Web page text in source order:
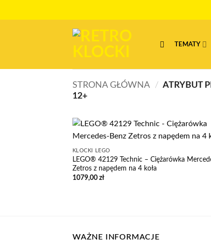
TEMATY
STRONA GŁÓWNA / ATRYBUT
12+
KLOCKI LEGO
LEGO® 42129 Technic – Ciężarówka
Zetros z napędem na 4 koła
1079,00 zł
WAŻNE INFORMACJE